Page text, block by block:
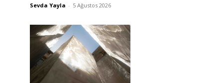
Sevda Yayla - 5 Ağustos 2026